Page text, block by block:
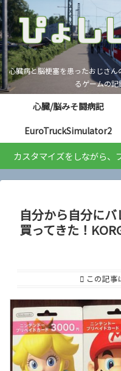
心臓病と脳梗塞を患ったおじさ
るゲームの
心臓/脳みそ闘病記
EuroTruckSimulator2
カスタマイズをしながら、
自分から自分に
買ってきた！
この記事